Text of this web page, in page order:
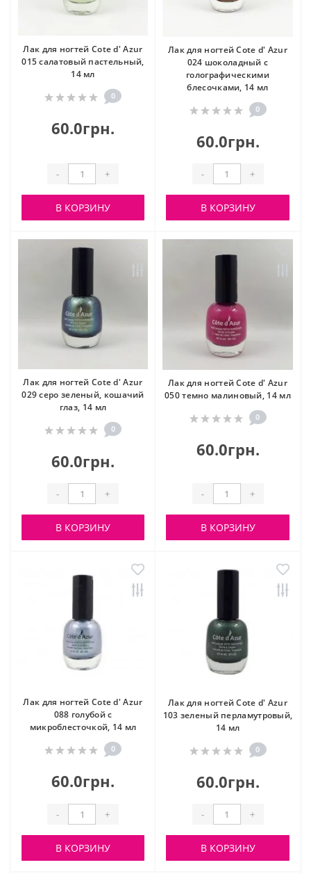
Лак для ногтей Cote d' Azur
015 салатовый пастельный,
14 мл
0
60.0грн.
- +
В КОРЗИНУ
Лак для ногтей Cote d' Azur
024 шоколадный с
голографическими
блесочками, 14 мл
0
60.0грн.
- +
В КОРЗИНУ
Лак для ногтей Cote d' Azur
029 серо зеленый, кошачий
глаз, 14 мл
0
60.0грн.
- +
В КОРЗИНУ
Лак для ногтей Cote d' Azur
050 темно малиновый, 14 мл
0
60.0грн.
- +
В КОРЗИНУ
Лак для ногтей Cote d' Azur
088 голубой с
микроблесточкой, 14 мл
0
60.0грн.
- +
В КОРЗИНУ
Лак для ногтей Cote d' Azur
103 зеленый перламутровый,
14 мл
0
60.0грн.
- +
В КОРЗИНУ